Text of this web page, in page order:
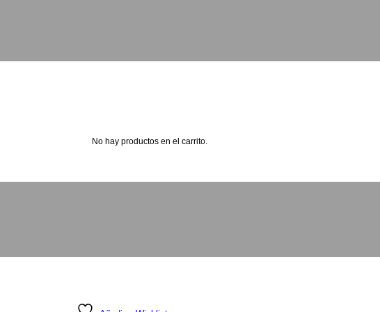
No hay productos en el carrito.